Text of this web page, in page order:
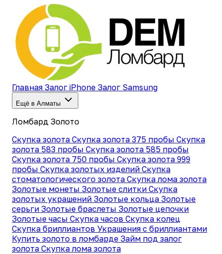
Главная Залог iPhone Залог Samsung
Ещё в Алматы
Ломбард Золото
Скупка золота Скупка золота 375 пробы Скупка
золота 583 пробы Скупка золота 585 пробы
Скупка золота 750 пробы Скупка золота 999
пробы Скупка золотых изделий Скупка
стоматологического золота Скупка лома золота
Золотые монеты Золотые слитки Скупка
золотых украшений Золотые кольца Золотые
серьги Золотые браслеты Золотые цепочки
Золотые часы Скупка часов Скупка колец
Скупка бриллиантов Украшения с бриллиантами
Купить золото в ломбарде Займ под залог
золота Скупка лома золота